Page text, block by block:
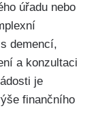
úřadu nebo
demencí,
a konzultaci
je
finančního